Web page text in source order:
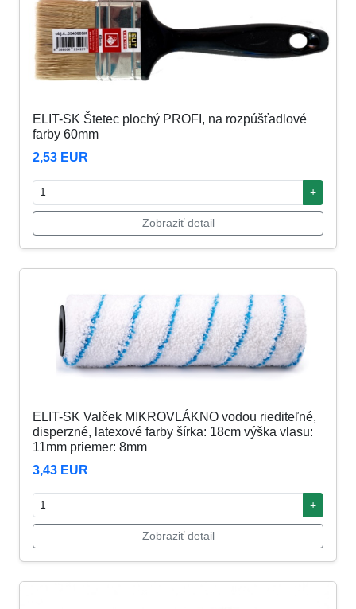
ELIT-SK Štetec plochý PROFI, na rozpúšťadlové
farby 60mm
2,53 EUR
+
Zobraziť detail
ELIT-SK Valček MIKROVLÁKNO vodou riediteľné,
disperzné, latexové farby šírka: 18cm výška vlasu:
11mm priemer: 8mm
3,43 EUR
+
Zobraziť detail